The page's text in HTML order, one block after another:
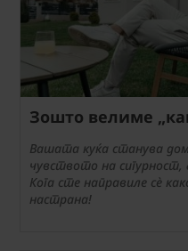
Зошто велиме
Вашата куќа станува
чувството на
Кога сте направиле сè
настрана!